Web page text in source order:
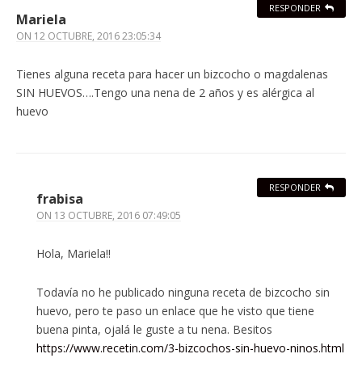
Mariela
ON 12 OCTUBRE, 2016 23:05:34
Tienes alguna receta para hacer un bizcocho o magdalenas
SIN HUEVOS….Tengo una nena de 2 años y es alérgica al
huevo
RESPONDER
frabisa
ON 13 OCTUBRE, 2016 07:49:05
Hola, Mariela!!
Todavía no he publicado ninguna receta de bizcocho sin
huevo, pero te paso un enlace que he visto que tiene
buena pinta, ojalá le guste a tu nena. Besitos
https://www.recetin.com/3-bizcochos-sin-huevo-ninos.html
RESPONDER